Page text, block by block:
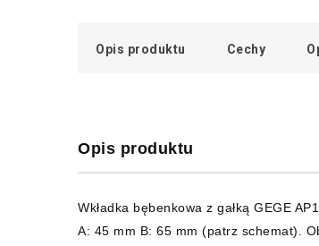
Opis produktu Cechy
Opis produktu
Wkładka bębenkowa z gałką GEGE
A: 45 mm B: 65 mm (patrz schemat).